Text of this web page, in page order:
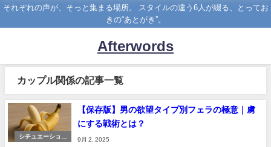
それぞれの声が、そっと集まる場所。 スタイルの違う6人が綴る、とってお
きの“あとがき”。
Afterwords
カップル関係の記事一覧
シチュエーション
【保存版】男の欲望タイプ別フェラの極意｜虜
にする戦術とは？
9月 2, 2025